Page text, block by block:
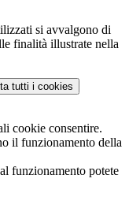
si avvalgono di
finalità illustrate nella
tutti i cookies
cookie consentire.
il funzionamento della
funzionamento potete